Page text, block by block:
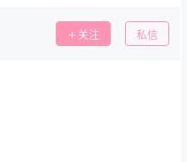
关注 私信